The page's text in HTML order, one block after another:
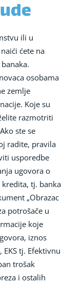
ili u
ćete na
osobama
zemlje
Koje su
razmotriti
ste se
radite, pravila
usporedbe
ugovora o
kredita, tj. banka
„Obrazac
potrošače u
koje
iznos
tj. Efektivnu
trošak
i ostalih